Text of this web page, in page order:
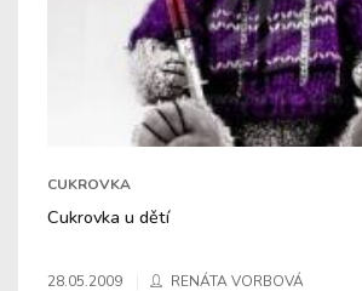
CUKROVKA
Cukrovka u dětí
28.05.2009 RENÁTA VORBOVÁ